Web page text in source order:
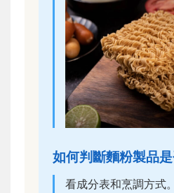
如何判斷麵粉製品
看成分表和烹調方式